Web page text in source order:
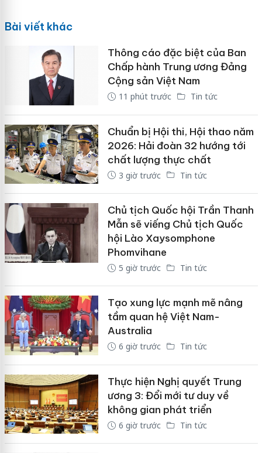
Bài viết khác
Thông cáo đặc biệt của Ban
Chấp hành Trung ương Đảng
Cộng sản Việt Nam
11 phút trước Tin tức
Chuẩn bị Hội thi, Hội thao năm
2026: Hải đoàn 32 hướng tới
chất lượng thực chất
3 giờ trước Tin tức
Chủ tịch Quốc hội Trần Thanh
Mẫn sẽ viếng Chủ tịch Quốc
hội Lào Xaysomphone
Phomvihane
5 giờ trước Tin tức
Tạo xung lực mạnh mẽ nâng
tầm quan hệ Việt Nam-
Australia
6 giờ trước Tin tức
Thực hiện Nghị quyết Trung
ương 3: Đổi mới tư duy về
không gian phát triển
6 giờ trước Tin tức